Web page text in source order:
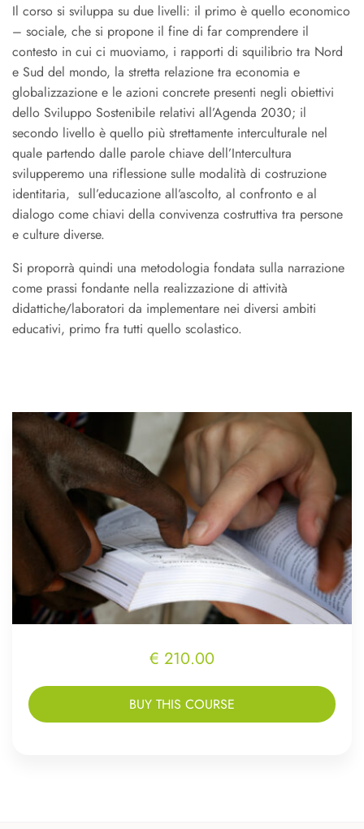
Il corso si sviluppa su due livelli: il primo è quello economico
– sociale, che si propone il fine di far comprendere il
contesto in cui ci muoviamo, i rapporti di squilibrio tra Nord
e Sud del mondo, la stretta relazione tra economia e
globalizzazione e le azioni concrete presenti negli obiettivi
dello Sviluppo Sostenibile relativi all’Agenda 2030; il
secondo livello è quello più strettamente interculturale nel
quale partendo dalle parole chiave dell’Intercultura
svilupperemo una riflessione sulle modalità di costruzione
identitaria, sull’educazione all’ascolto, al confronto e al
dialogo come chiavi della convivenza costruttiva tra persone
e culture diverse.
Si proporrà quindi una metodologia fondata sulla narrazione
come prassi fondante nella realizzazione di attività
didattiche/laboratori da implementare nei diversi ambiti
educativi, primo fra tutti quello scolastico.
€ 210.00
BUY THIS COURSE